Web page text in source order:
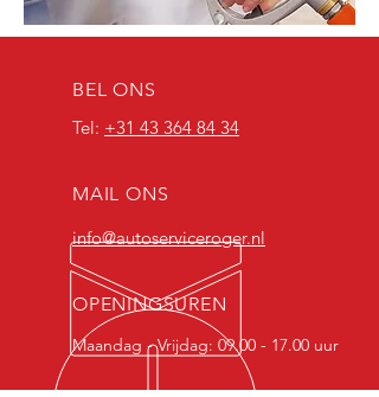
BEL ONS
Tel: +31 43 364 84 34
MAIL ONS
info@autoserviceroger.nl
OPENINGSUREN
Maandag - Vrijdag: 09.00 - 17.00 uur